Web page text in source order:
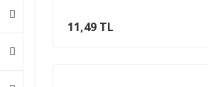
11,49 TL